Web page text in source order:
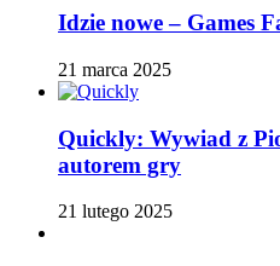
Idzie nowe – Games
21 marca 2025
Quickly: Wywiad z
autorem gry
21 lutego 2025